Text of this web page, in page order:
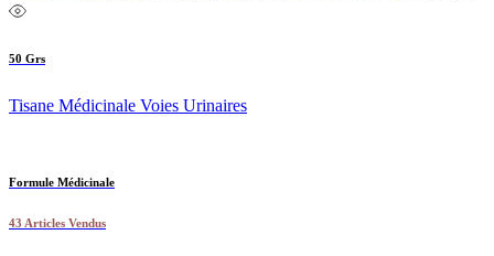
50 Grs
Tisane Médicinale Voies Urinaires
Formule Médicinale
43 Articles Vendus